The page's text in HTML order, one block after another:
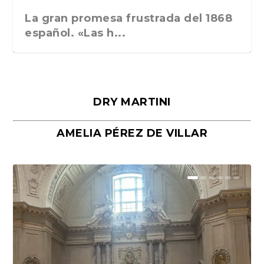
La gran promesa frustrada del 1868
español. «Las h...
Málaga, verso en azul, de Rafael
Porras y Salvador...
«La cocina hebrea. Alimentación
del pueblo judío e...
DRY MARTINI
AMELIA PÉREZ DE VILLAR